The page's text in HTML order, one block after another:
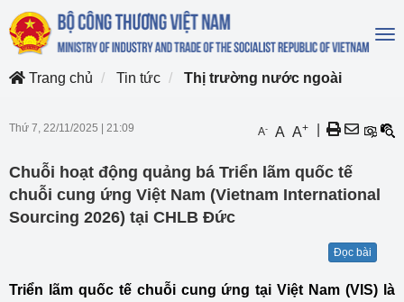
Trang chủ
Tin tức Thị trường nước ngoài
Thứ 7, 22/11/2025 21:09 A- A A+
Chuỗi hoạt động quảng bá Triển lãm quốc tế
chuỗi cung ứng Việt Nam (Vietnam International
Sourcing 2026) tại CHLB Đức
Đọc bài
Triển lãm quốc tế chuỗi cung ứng tại Việt Nam (VIS) là